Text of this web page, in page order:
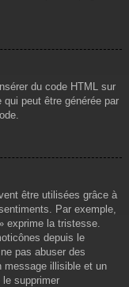
du code HTML sur
peut être générée par
être utilisées grâce à
Par exemple,
exprime la tristesse.
depuis le
pas abuser des
message illisible et un
le supprimer